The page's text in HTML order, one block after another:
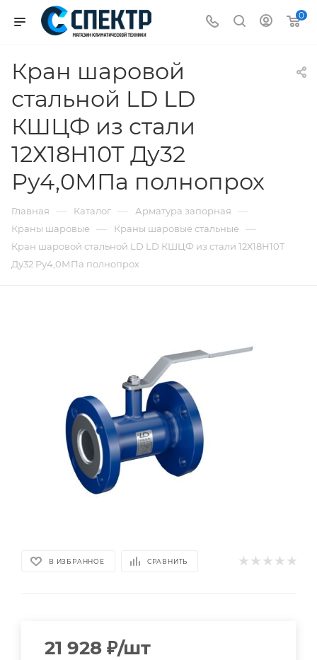
0
Кран шаровой
стальной LD LD
КШЦФ из стали
12Х18Н10Т Ду32
Ру4,0МПа полнопрох
Главная — Каталог — Арматура запорная —
Краны шаровые — Краны шаровые стальные —
Кран шаровой стальной LD LD КШЦФ из стали 12Х18Н10Т
Ду32 Ру4,0МПа полнопрох
В ИЗБРАННОЕ СРАВНИТЬ
21 928 ₽/шт